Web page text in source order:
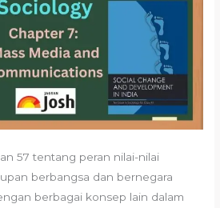
57 tentang peran nilai-nilai
berbangsa dan bernegara
berbagai konsep lain dalam